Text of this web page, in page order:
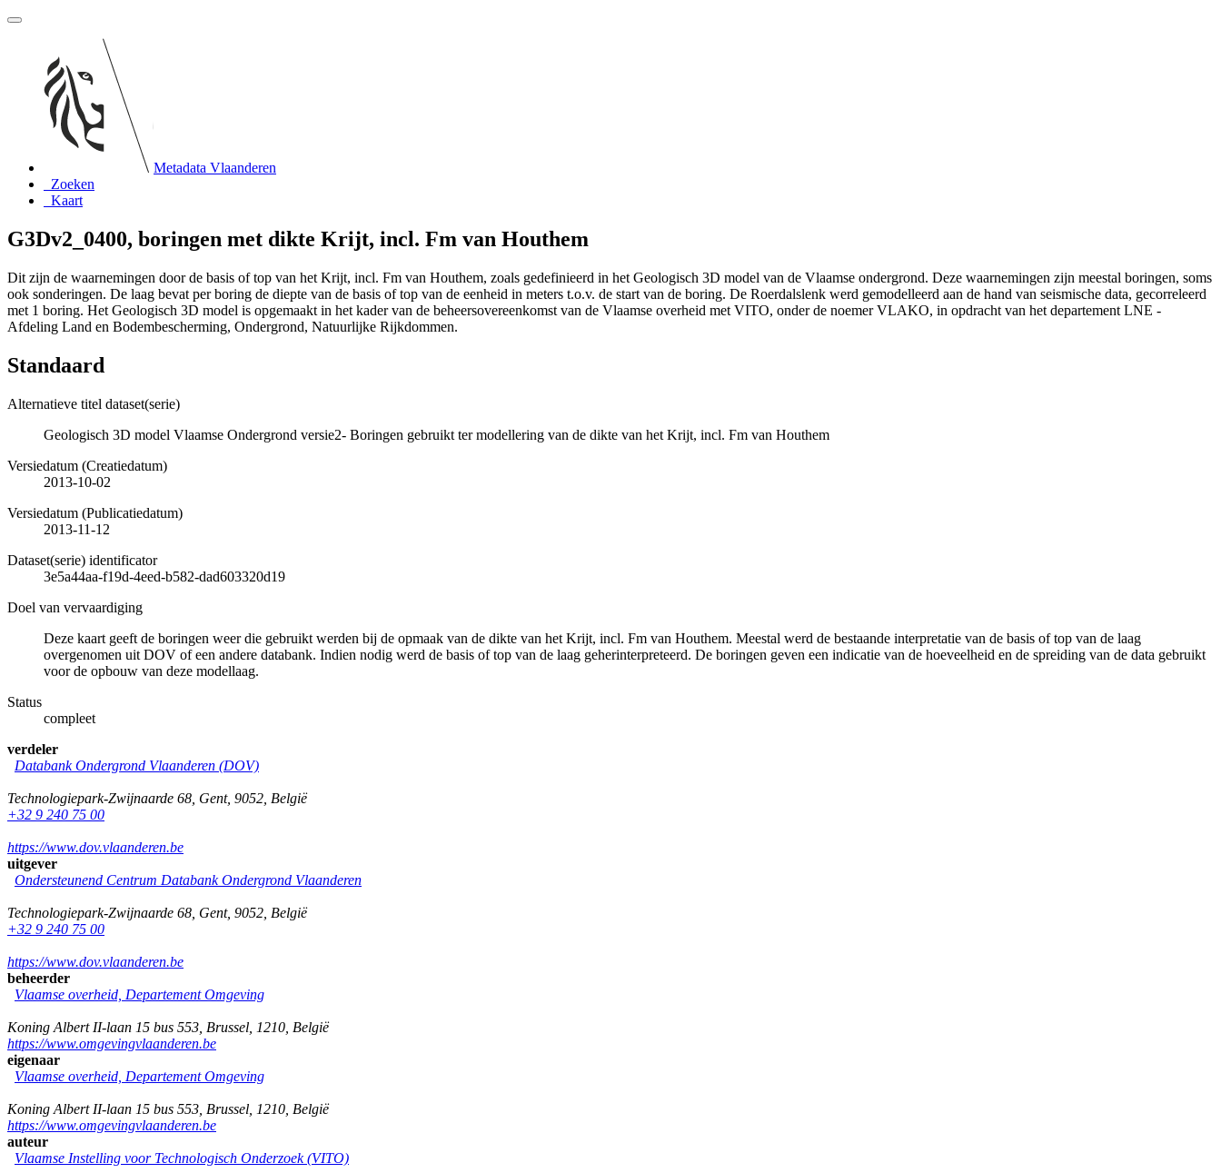
Metadata Vlaanderen
Zoeken
Kaart
G3Dv2_0400, boringen met dikte Krijt, incl. Fm van Houthem
Dit zijn de waarnemingen door de basis of top van het Krijt, incl. Fm van Houthem, zoals gedefinieerd in het Geologisch 3D model van de Vlaamse ondergrond. Deze waarnemingen zijn meestal boringen, soms
ook sonderingen. De laag bevat per boring de diepte van de basis of top van de eenheid in meters t.o.v. de start van de boring. De Roerdalslenk werd gemodelleerd aan de hand van seismische data, gecorreleerd
met 1 boring. Het Geologisch 3D model is opgemaakt in het kader van de beheersovereenkomst van de Vlaamse overheid met VITO, onder de noemer VLAKO, in opdracht van het departement LNE -
Afdeling Land en Bodembescherming, Ondergrond, Natuurlijke Rijkdommen.
Standaard
Alternatieve titel dataset(serie)
Geologisch 3D model Vlaamse Ondergrond versie2- Boringen gebruikt ter modellering van de dikte van het Krijt, incl. Fm van Houthem
Versiedatum (Creatiedatum)
2013-10-02
Versiedatum (Publicatiedatum)
2013-11-12
Dataset(serie) identificator
3e5a44aa-f19d-4eed-b582-dad603320d19
Doel van vervaardiging
Deze kaart geeft de boringen weer die gebruikt werden bij de opmaak van de dikte van het Krijt, incl. Fm van Houthem. Meestal werd de bestaande interpretatie van de basis of top van de laag
overgenomen uit DOV of een andere databank. Indien nodig werd de basis of top van de laag geherinterpreteerd. De boringen geven een indicatie van de hoeveelheid en de spreiding van de data gebruikt
voor de opbouw van deze modellaag.
Status
compleet
verdeler
Databank Ondergrond Vlaanderen (DOV)
Technologiepark-Zwijnaarde 68 Gent, 9052 België
+32 9 240 75 00
https://www.dov.vlaanderen.be
uitgever
Ondersteunend Centrum Databank Ondergrond Vlaanderen
Technologiepark-Zwijnaarde 68 Gent, 9052 België
+32 9 240 75 00
https://www.dov.vlaanderen.be
beheerder
Vlaamse overheid, Departement Omgeving
Koning Albert II-laan 15 bus 553 Brussel 1210 België
https://www.omgevingvlaanderen.be
eigenaar
Vlaamse overheid, Departement Omgeving
Koning Albert II-laan 15 bus 553 Brussel 1210 België
https://www.omgevingvlaanderen.be
auteur
Vlaamse Instelling voor Technologisch Onderzoek (VITO)